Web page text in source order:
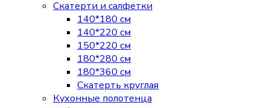
Скатерти и салфетки
140*180 см
140*220 см
150*220 см
180*280 см
180*360 см
Скатерть круглая
Кухонные полотенца